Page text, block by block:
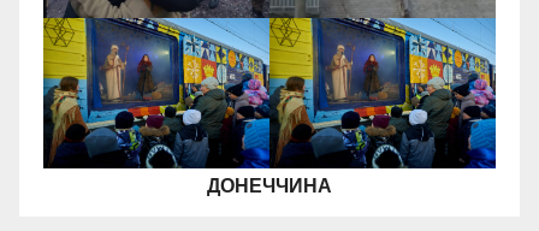
ДОНЕЧЧИНА